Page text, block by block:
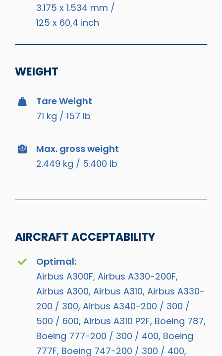
3.175 x 1.534 mm /
125 x 60,4 inch
WEIGHT
Tare Weight
71 kg / 157 lb
Max. gross weight
2.449 kg / 5.400 lb
AIRCRAFT ACCEPTABILITY
Optimal:
Airbus A300F, Airbus A330-200F,
Airbus A300, Airbus A310, Airbus A330-
200 / 300, Airbus A340-200 / 300 /
500 / 600, Airbus A310 P2F, Boeing 787,
Boeing 777-200 / 300 / 400, Boeing
777F, Boeing 747-200 / 300 / 400,